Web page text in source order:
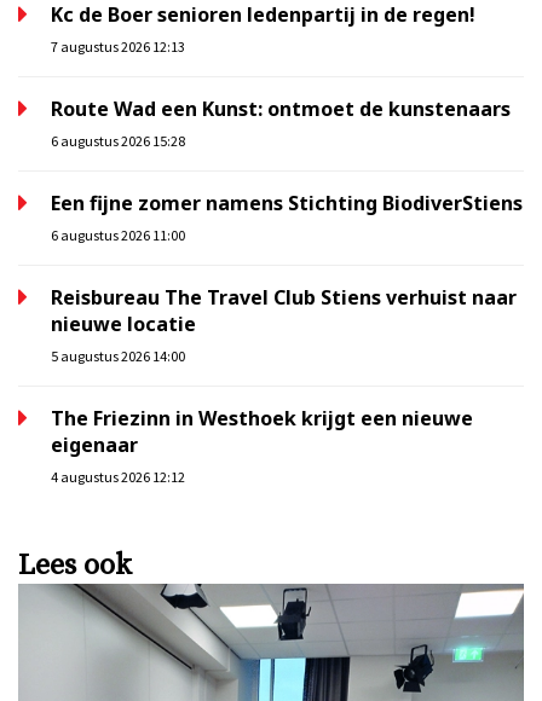
Kc de Boer senioren ledenpartij in de regen!
7 augustus 2026 12:13
Route Wad een Kunst: ontmoet de kunstenaars
6 augustus 2026 15:28
Een fijne zomer namens Stichting BiodiverStiens
6 augustus 2026 11:00
Reisbureau The Travel Club Stiens verhuist naar
nieuwe locatie
5 augustus 2026 14:00
The Friezinn in Westhoek krijgt een nieuwe
eigenaar
4 augustus 2026 12:12
Lees ook